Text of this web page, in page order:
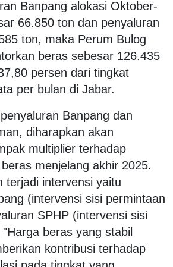
Banpang alokasi Oktober-
66.850 ton dan penyaluran
ton, maka Perum Bulog
beras sebesar 126.435
persen dari tingkat
per bulan di Jabar.
Banpang dan
diharapkan akan
multiplier terhadap
menjelang akhir 2025.
terjadi intervensi yaitu
(intervensi sisi permintaan
SPHP (intervensi sisi
beras yang stabil
kontribusi terhadap